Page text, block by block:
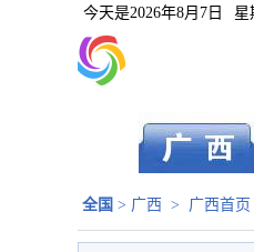
今天是2026年8月7日 星
全国 > 广西 > 广西首页